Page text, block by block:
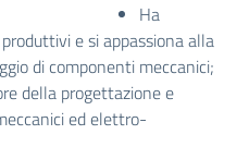
Ha
e si appassiona alla
di componenti meccanici;
della progettazione e
ed elettro-